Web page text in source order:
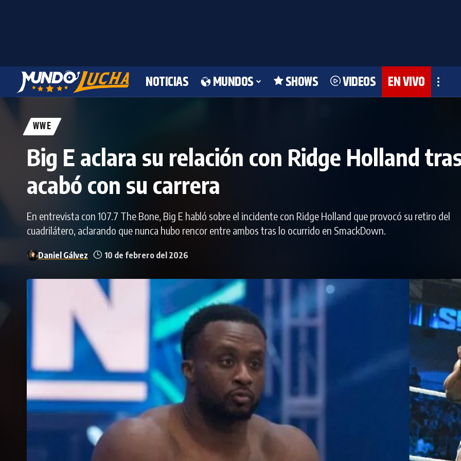
NOTICIAS MUNDOS SHOWS VIDEOS EN VIVO
WWE
Big E aclara su relación con Ridge Holland
acabó con su carrera
En entrevista con 107.7 The Bone, Big E habló sobre el incidente con Ridge Holland que provocó su retiro del
cuadrilátero, aclarando que nunca hubo rencor entre ambos tras lo ocurrido en SmackDown.
Daniel Gálvez 10 de febrero del 2026